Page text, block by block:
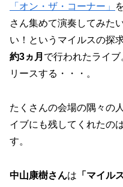
「オン・ザ・コーナー」
さん集めて演奏してみた
い！というマイルスの探
約3ヵ月 で行われたライ
リースする・・・。
たくさんの会場の隅々の
イブにも残してくれたの
す。
中山康樹さんは 「マイル